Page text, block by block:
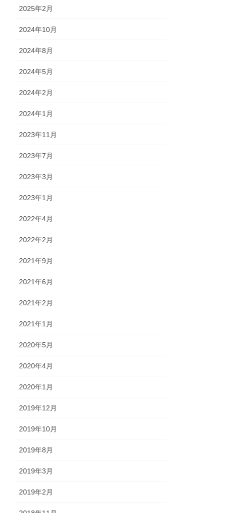
2025年2月
2024年10月
2024年8月
2024年5月
2024年2月
2024年1月
2023年11月
2023年7月
2023年3月
2023年1月
2022年4月
2022年2月
2021年9月
2021年6月
2021年2月
2021年1月
2020年5月
2020年4月
2020年1月
2019年12月
2019年10月
2019年8月
2019年3月
2019年2月